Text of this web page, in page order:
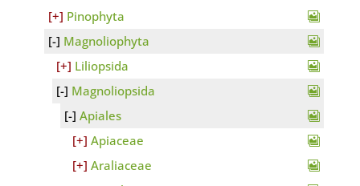
Pinophyta
Magnoliophyta
Liliopsida
Magnoliopsida
Apiales
Apiaceae
Araliaceae